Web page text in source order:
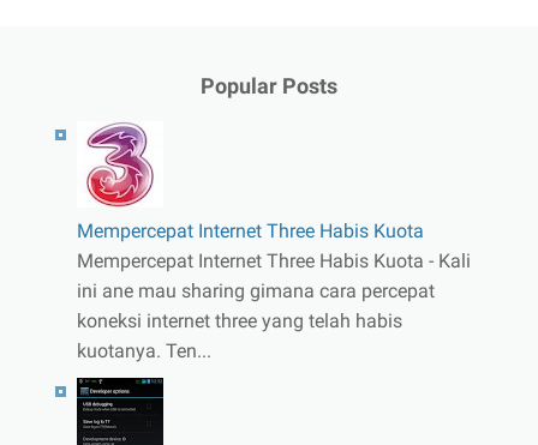
Popular Posts
Mempercepat Internet Three Habis Kuota
Mempercepat Internet Three Habis Kuota - Kali
ini ane mau sharing gimana cara percepat
koneksi internet three yang telah habis
kuotanya. Ten...